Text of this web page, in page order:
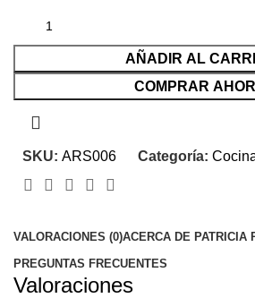
AÑADIR AL
COMPRAR
SKU: ARS006 Categoría:
VALORACIONES (0)ACERCA DE PATRICIA
PREGUNTAS FRECUENTES
Valoraciones